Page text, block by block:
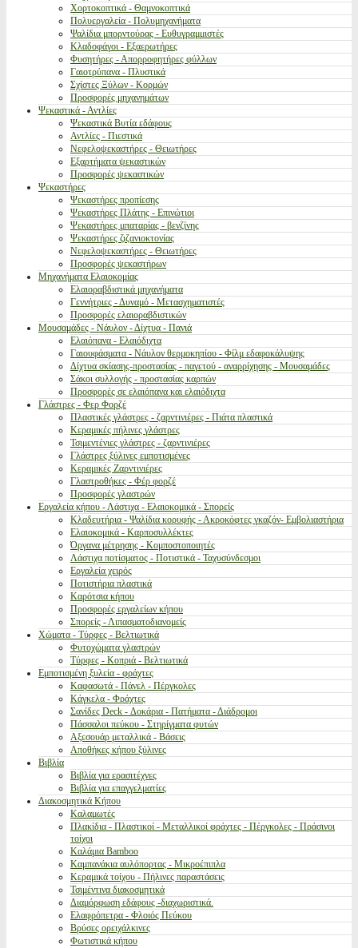
Χορτοκοπτικά - Θαμνοκοπτικά
Πολυεργαλεία - Πολυμηχανήματα
Ψαλίδια μπορντούρας - Ευθυγραμμιστές
Κλαδοφάγοι - Εξαερωτήρες
Φυσητήρες - Απορροφητήρες φύλλων
Γαιοτρύπανα - Πλυστικά
Σχίστες Ξύλων - Κορμών
Προσφορές μηχανημάτων
Ψεκαστικά - Αντλίες
Ψεκαστικά Βυτία εδάφους
Αντλίες - Πιεστικά
Νεφελοψεκαστήρες - Θειωτήρες
Εξαρτήματα ψεκαστικών
Προσφορές ψεκαστικών
Ψεκαστήρες
Ψεκαστήρες προπίεσης
Ψεκαστήρες Πλάτης - Επινώτιοι
Ψεκαστήρες μπαταρίας - βενζίνης
Ψεκαστήρες ζιζανιοκτονίας
Νεφελοψεκαστήρες - Θειωτήρες
Προσφορές ψεκαστήρων
Μηχανήματα Ελαιοκομίας
Ελαιοραβδιστικά μηχανήματα
Γεννήτριες - Δυναμό - Μετασχηματιστές
Προσφορές ελαιοραβδιστικών
Μουσαμάδες - Νάυλον - Δίχτυα - Πανιά
Ελαιόπανα - Ελαιόδιχτα
Γαιουφάσματα - Νάυλον θερμοκηπίου - Φίλμ εδαφοκάλυψης
Δίχτυα σκίασης-προστασίας - παγετού - αναρρίχησης - Μουσαμάδες
Σάκοι συλλογής - προστασίας καρπών
Προσφορές σε ελαιόπανα και ελαιόδιχτα
Γλάστρες - Φερ Φορζέ
Πλαστικές γλάστρες - ζαρντινιέρες - Πιάτα πλαστικά
Κεραμικές πήλινες γλάστρες
Τσιμεντένιες γλάστρες - ζαρντινιέρες
Γλάστρες ξύλινες εμποτισμένες
Κεραμικές Ζαρντινιέρες
Γλαστροθήκες - Φέρ φορζέ
Προσφορές γλαστρών
Εργαλεία κήπου - Λάστιχα - Ελαιοκομικά - Σπορείς
Κλαδευτήρια - Ψαλίδια κορυφής - Ακροκόφτες γκαζόν- Εμβολιαστήρια
Ελαιοκομικά - Καρποσυλλέκτες
Όργανα μέτρησης - Κομποστοποιητές
Λάστιχα ποτίσματος - Ποτιστικά - Ταχυσύνδεσμοι
Εργαλεία χειρός
Ποτιστήρια πλαστικά
Καρότσια κήπου
Προσφορές εργαλείων κήπου
Σπορείς - Λιπασματοδιανομείς
Χώματα - Τύρφες - Βελτιωτικά
Φυτοχώματα γλαστρών
Τύρφες - Κοπριά - Βελτιωτικά
Εμποτισμένη ξυλεία - φράχτες
Καφασωτά - Πάνελ - Πέργκολες
Κάγκελα - Φράχτες
Σανίδες Deck - Δοκάρια - Πατήματα - Διάδρομοι
Πάσσαλοι πεύκου - Στηρίγματα φυτών
Αξεσουάρ μεταλλικά - Βάσεις
Αποθήκες κήπου ξύλινες
Βιβλία
Βιβλία για ερασιτέχνες
Βιβλία για επαγγελματίες
Διακοσμητικά Κήπου
Καλαμωτές
Πλακίδια - Πλαστικοί - Μεταλλικοί φράχτες - Πέργκολες - Πράσινοι
τοίχοι
Καλάμια Bamboo
Καμπανάκια αυλόπορτας - Μικροέπιπλα
Κεραμικά τοίχου - Πήλινες παραστάσεις
Τσιμέντινα διακοσμητικά
Διαμόρφωση εδάφους -διαχωριστικά.
Ελαφρόπετρα - Φλοιός Πεύκου
Βρύσες ορειχάλκινες
Φωτιστικά κήπου